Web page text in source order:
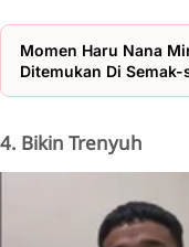
Momen Haru Nana
Ditemukan Di Semak-
4. Bikin Trenyuh